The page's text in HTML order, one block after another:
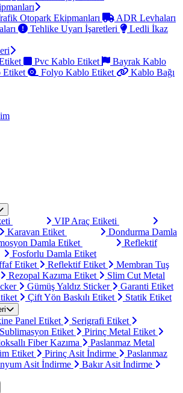
Otopark Ekipmanları
ADR Levhaları
Tehlike Uyarı İşaretleri
Ledli İkaz
Pvc Kablo Etiket
Bayrak Kablo
Etiket Folyo Kablo Etiket
Kablo Bağı
VIP Araç Etiketi
Karavan Etiket
Dondurma Damla
Damla Etiket
Reflektif
Fosforlu Damla Etiket
Etiket Reflektif Etiket
Membran Tuş
Rezopal Kazıma Etiket
Slim Cut Metal
Gümüş Yaldız Sticker
Garanti Etiket
Çift Yön Baskılı Etiket Statik Etiket
Panel Etiket
Serigrafi Etiket
Sublimasyon Etiket
Pirinç Metal Etiket
Fiber Kazıma
Paslanmaz Metal
Etiket Pirinç Asit İndirme
Paslanmaz
Asit İndirme
Bakır Asit İndirme